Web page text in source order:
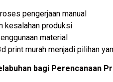
pengerjaan manual
kesalahan produksi
material
print murah menjadi pilihan
bagi Perencanaan